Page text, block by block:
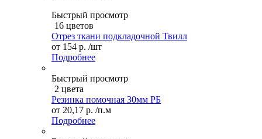
Быстрый просмотр
16 цветов
Отрез ткани подкладочной Твилл
от 154 р. /шт
Подробнее
Быстрый просмотр
2 цвета
Резинка помочная 30мм РБ
от 20,17 р. /п.м
Подробнее